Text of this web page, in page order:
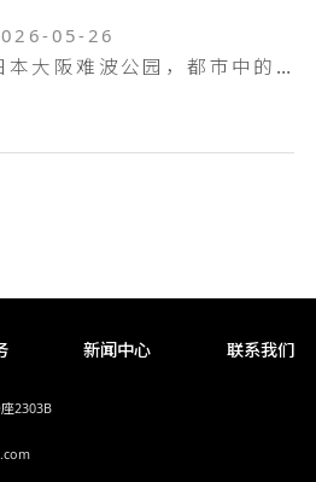
05-26
日本大阪难波公园，都市中的空中花园
新闻中心 联系我们
2303B